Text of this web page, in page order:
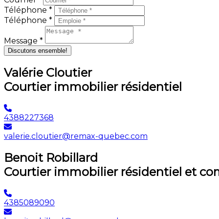
Téléphone *
Téléphone *
Message *
Discutons ensemble!
Valérie Cloutier
Courtier immobilier résidentiel
4388227368
valerie.cloutier@remax-quebec.com
Benoit Robillard
Courtier immobilier résidentiel et
4385089090